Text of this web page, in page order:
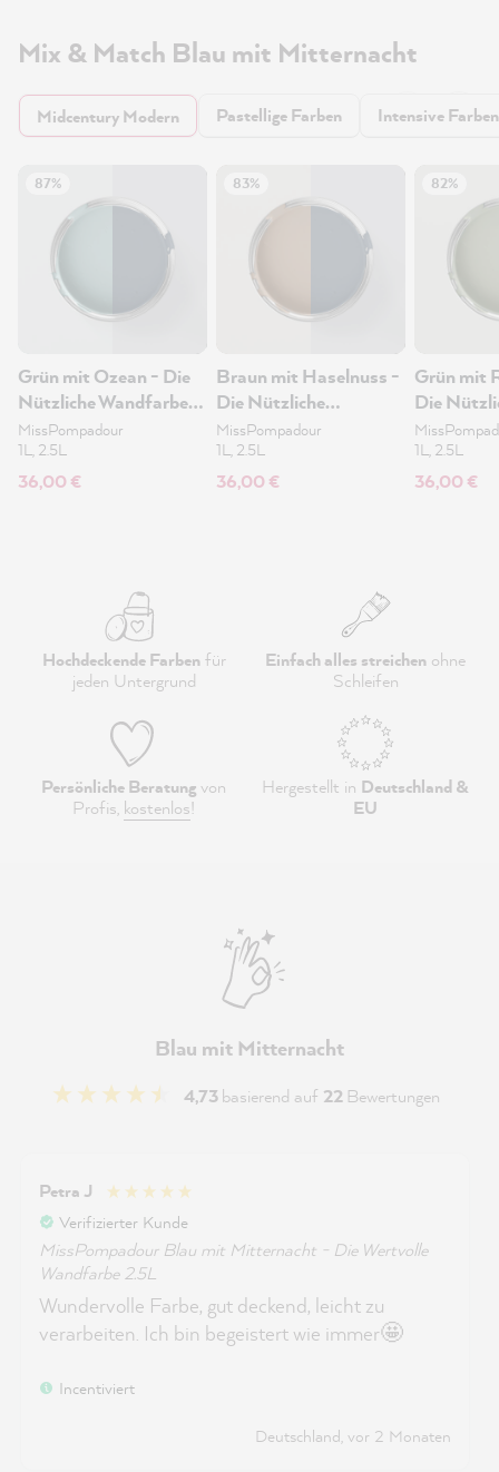
Mix & Match Blau mit Mitternacht
Midcentury Modern Pastellige Farben Intensive Farben
87%
Grün mit Ozean - Die
Nützliche Wandfarbe
1L
MissPompadour
1L, 2.5L
36,00 €
83%
Braun mit Haselnuss -
Die Nützliche
Wandfarbe 1L
MissPompadour
1L, 2.5L
36,00 €
82%
Grün mit
Die
1L, 2.5L
36,00 €
Hochdeckende Farbenfür
jeden Untergrund
Einfach alles streichen ohne
Schleifen
Persönliche Beratungvon
Profis, kostenlos!
Hergestellt in Deutschland &
EU
Blau mit Mitternacht
4,73basierend auf 22 Bewertungen
Petra J
Verifizierter Kunde
MissPompadour Blau mit Mitternacht - Die Wertvolle
Wandfarbe 2.5L
Wundervolle Farbe, gut deckend, leicht zu
verarbeiten. Ich bin begeistert wie immer🤩
Incentiviert
Deutschland, vor 2 Monaten